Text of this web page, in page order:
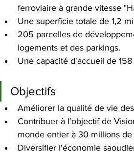
ferroviaire à grande vitesse
Une superficie totale de 1,2
205 parcelles de
logements et des parkings.
Une capacité d'accueil de
Objectifs
Améliorer la qualité de vie
Contribuer à l'objectif de
monde entier à 30 millions de
Diversifier l'économie